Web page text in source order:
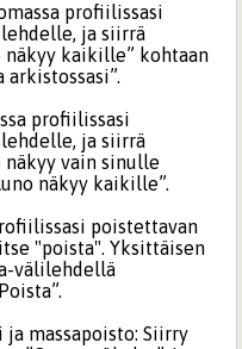
profiilissasi
ja siirrä
näkyy kaikille” kohtaan
arkistossasi”.
profiilissasi
ja siirrä
näkyy vain sinulle
näkyy kaikille”.
poistettavan
"poista". Yksittäisen
välilehdellä
massapoisto: Siirry